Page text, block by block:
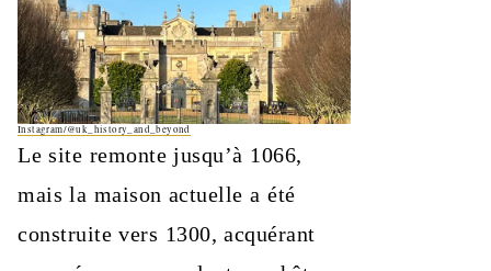
Instagram/@uk_history_and_beyond
Le site remonte jusqu’à 1066,
mais la maison actuelle a été
construite vers 1300, acquérant